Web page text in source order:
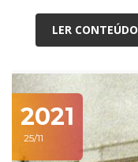
LER CONTEÚDO
2021
25/11